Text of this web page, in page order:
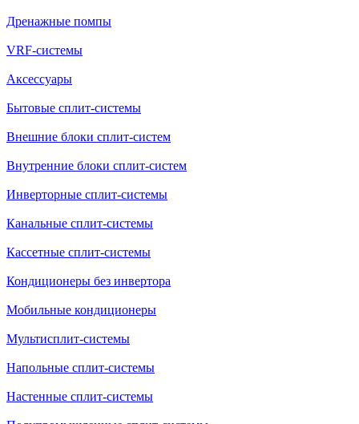
Дренажные помпы
VRF-системы
Аксессуары
Бытовые сплит-системы
Внешние блоки сплит-систем
Внутренние блоки сплит-систем
Инверторные сплит-системы
Канальные сплит-системы
Кассетные сплит-системы
Кондиционеры без инвертора
Мобильные кондиционеры
Мультисплит-системы
Напольные сплит-системы
Настенные сплит-системы